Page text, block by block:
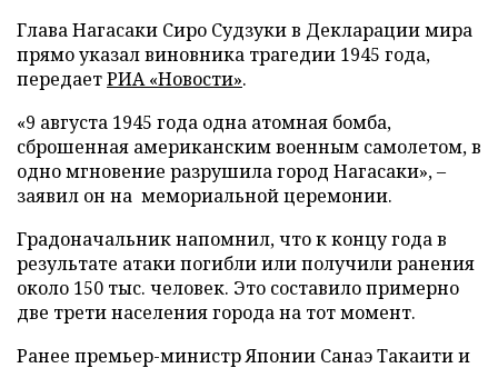
Глава Нагасаки Сиро Судзуки в Декларации мира
прямо указал виновника трагедии 1945 года,
передаетРИА «Новости».
«9 августа 1945 года одна атомная бомба,
сброшенная американским военным самолетом, в
одно мгновение разрушила город Нагасаки», –
заявил он на мемориальной церемонии.
Градоначальник напомнил, что к концу года в
результате атаки погибли или получили ранения
около 150 тыс. человек. Это составило примерно
две трети населения города на тот момент.
Ранее премьер-министр Японии Санаэ Такаити и